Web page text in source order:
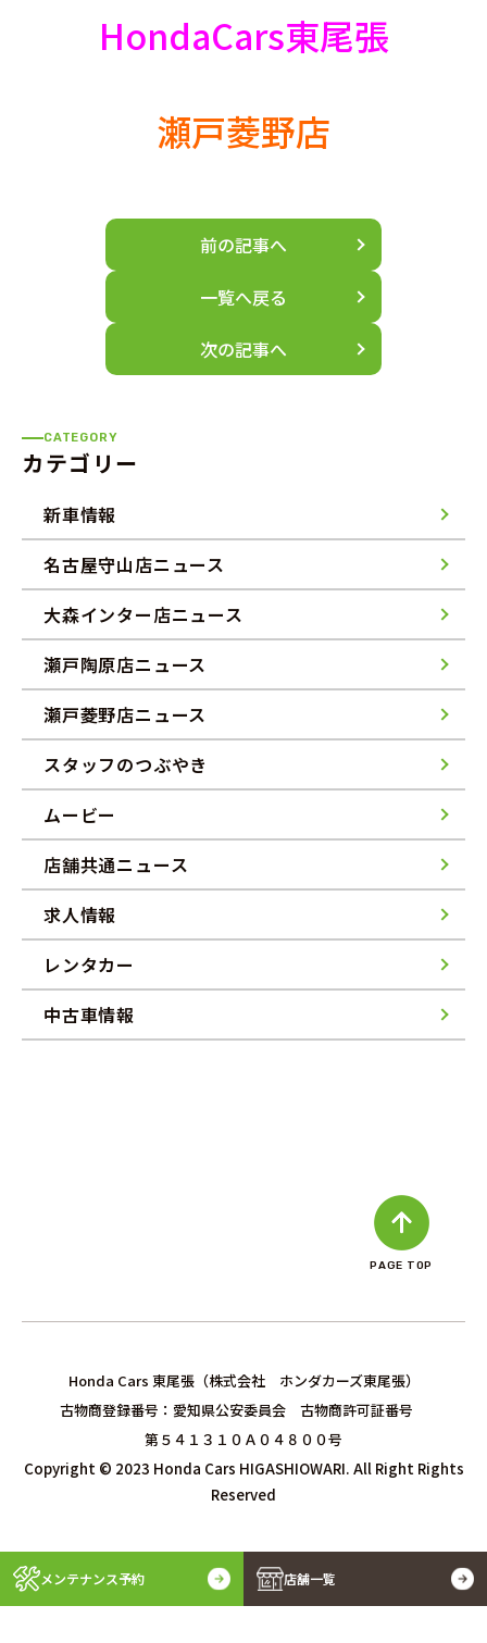
メンテナンス予約 店舗一覧
HondaCars東尾張
瀬戸菱野店
前の記事へ
一覧へ戻る
次の記事へ
CATEGORY
カテゴリー
新車情報
名古屋守山店ニュース
大森インター店ニュース
瀬戸陶原店ニュース
瀬戸菱野店ニュース
スタッフのつぶやき
ムービー
店舗共通ニュース
求人情報
レンタカー
中古車情報
PAGE TOP
Honda Cars 東尾張（株式会社 ホンダカーズ東尾張）
古物商登録番号：愛知県公安委員会 古物商許可証番号
第５４１３１０Ａ０４８００号
Copyright © 2023 Honda Cars HIGASHIOWARI. All Right Rights
Reserved